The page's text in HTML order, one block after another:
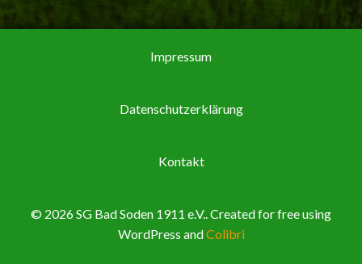
Impressum
Datenschutzerklärung
Kontakt
© 2026 SG Bad Soden 1911 e.V.. Created for free using
WordPress andColibri